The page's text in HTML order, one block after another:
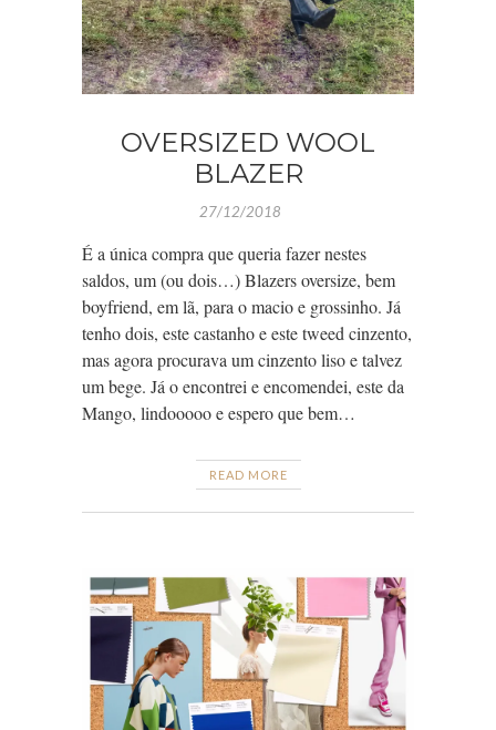
OVERSIZED WOOL
BLAZER
27/12/2018
É a única compra que queria fazer nestes
saldos, um (ou dois…) Blazers oversize, bem
boyfriend, em lã, para o macio e grossinho. Já
tenho dois, este castanho e este tweed cinzento,
mas agora procurava um cinzento liso e talvez
um bege. Já o encontrei e encomendei, este da
Mango, lindooooo e espero que bem…
READ MORE